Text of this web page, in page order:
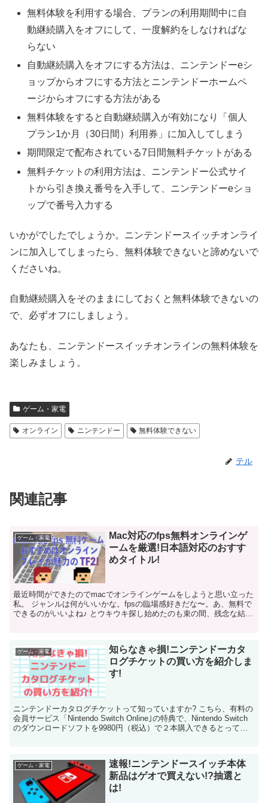
無料体験を利用する場合、プランの利用期間中に自
動継続購入をオフにして、一度解約をしなければな
らない
自動継続購入をオフにする方法は、ニンテンドーeシ
ョップからオフにする方法とニンテンドーホームペ
ージからオフにする方法がある
無料体験をすると自動継続購入が有効になり「個人
プラン1か月（30日間）利用券」に加入してしまう
期間限定で配布されている7日間無料チケットがある
無料チケットの利用方法は、ニンテンドー公式サイ
トから引き換え番号を入手して、ニンテンドーeショ
ップで番号入力する
いかがでしたでしょうか。ニンテンドースイッチオンライ
ンに加入してしまったら、無料体験できないと諦めないで
くださいね。
自動継続購入をそのままにしておくと無料体験できないの
で、必ずオフにしましょう。
あなたも、ニンテンドースイッチオンラインの無料体験を
楽しみましょう。
ゲーム・家電
オンライン ニンテンドー 無料体験できない
テル
関連記事
ゲーム・家電
Mac対応のfps無料オンラインゲ
ームを厳選!日本語対応のおすす
めタイトル!
最近時間ができたのでmacでオンラインゲームをしようと思い立った
私。 ジャンルは何がいいかな。fpsの臨場感好きだな〜。あ、無料で
できるのがいいよね♪ とウキウキ探し始めたのも束の間、残念な結果
ゲーム・家電
知らなきゃ損!ニンテンドーカタ
ログチケットの買い方を紹介しま
す!
ニンテンドーカタログチケットって知っていますか? こちら、有料の
会員サービス「Nintendo Switch Online｣の特典で、Nintendo Switch
のダウンロードソフトを9980円（税込）で２本購入できるとっても
ゲーム・家電
速報!ニンテンドースイッチ本体
新品はゲオで買えない!?抽選と
は!